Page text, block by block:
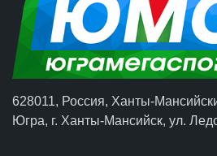
628011, Россия, Ханты-
Югра, г. Ханты-Мансийск, ул.